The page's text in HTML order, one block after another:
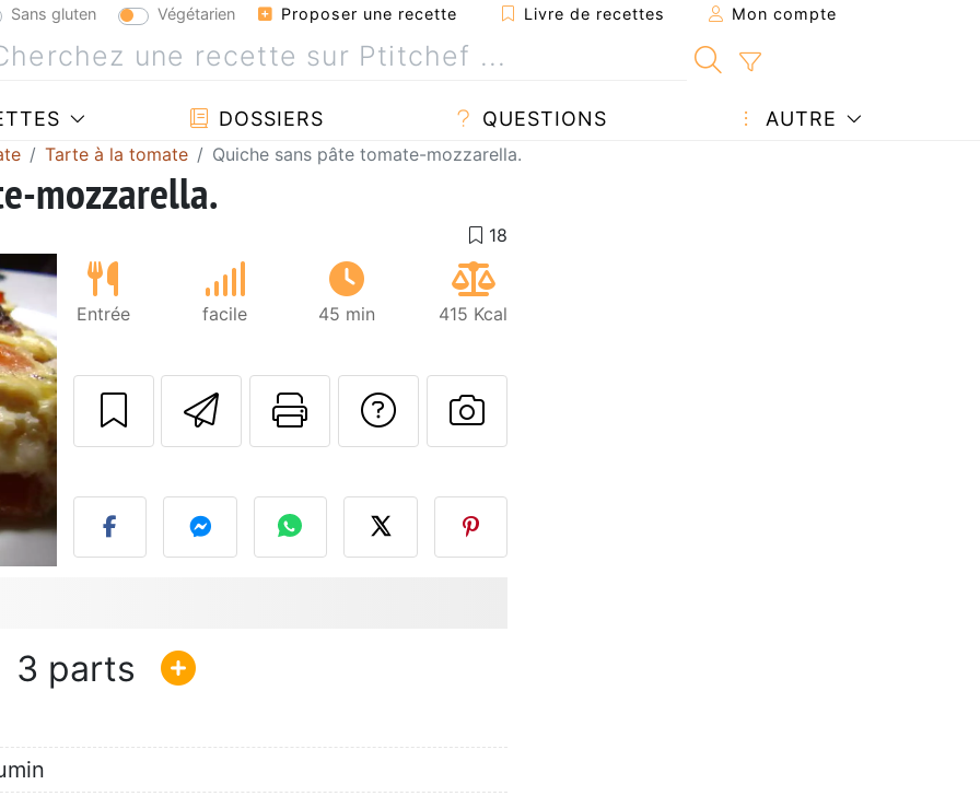
Sans gluten Végétarien Proposer une recette Livre de recettes Mon compte
DOSSIERS QUESTIONS AUTRE
Tarte à la tomate Quiche sans pâte tomate-mozzarella.
mozzarella.
Entrée facile 45 min 415 Kcal
Envoyer cette recette à un ami
Imprimer cette page
Poser une question à l'auteur
Publier votre photo de cette
3